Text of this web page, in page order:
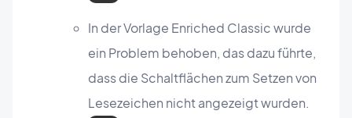
In der Vorlage Enriched Classic wurde
ein Problem behoben, das dazu führte,
dass die Schaltflächen zum Setzen von
Lesezeichen nicht angezeigt wurden.